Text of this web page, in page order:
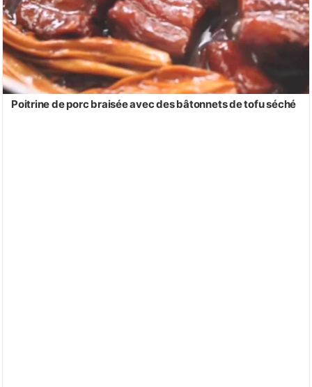
Poitrine de porc braisée avec des bâtonnets de tofu séché